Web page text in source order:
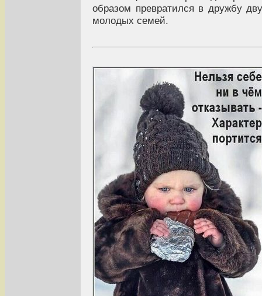
образом превратился в дружбу
молодых семей.